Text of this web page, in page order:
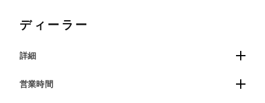
ディーラー
詳細
営業時間